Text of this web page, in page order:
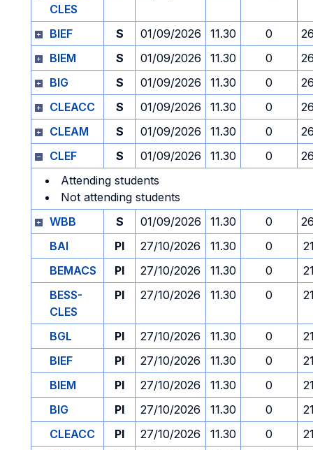
CLES
BIEF S 01/09/2026 11.30 0
BIEM
S 01/09/2026 11.30 0
BIG
S 01/09/2026 11.30 0
CLEACC
S 01/09/2026 11.30 0
CLEAM
S 01/09/2026 11.30 0
CLEF
S 01/09/2026 11.30 0
Attending students
Not attending students
WBB
S 01/09/2026 11.30 0
BAI
PI 27/10/2026 11.30 0
BEMACS
PI 27/10/2026 11.30 0
BESS-
CLES
PI 27/10/2026 11.30 0
BGL PI 27/10/2026 11.30 0
BIEF
PI 27/10/2026 11.30 0
BIEM
PI 27/10/2026 11.30 0
BIG
PI 27/10/2026 11.30 0
CLEACC
PI 27/10/2026 11.30 0